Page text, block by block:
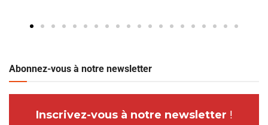
Abonnez-vous à notre newsletter
Inscrivez-vous à notre newsletter !